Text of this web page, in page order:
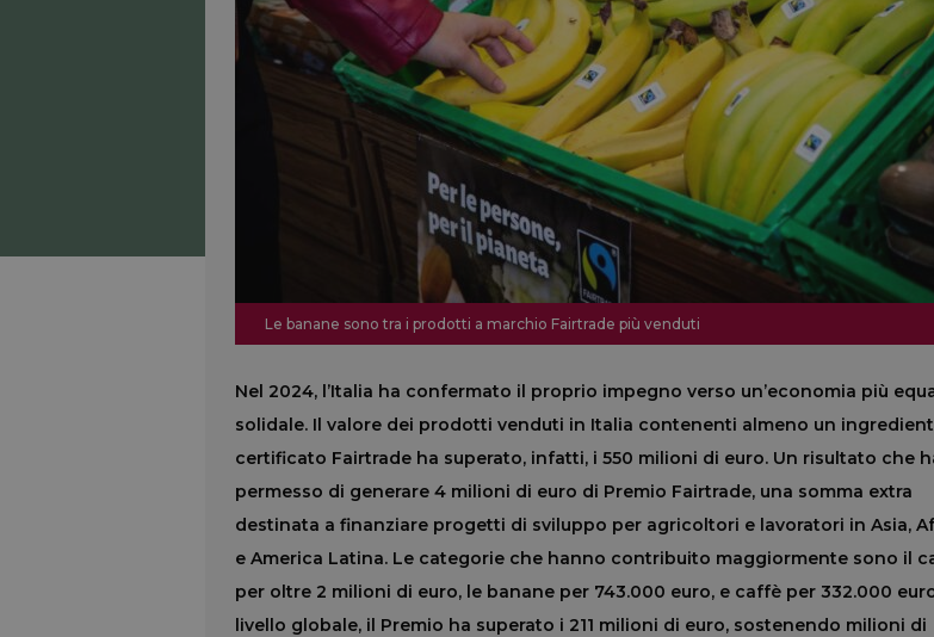
Le banane sono tra i prodotti a marchio Fairtrade più venduti
Nel 2024, l’Italia ha confermato il proprio impegno verso un’economia più
solidale. Il valore dei prodotti venduti in Italia contenenti almeno un
certificato Fairtrade ha superato, infatti, i 550 milioni di euro. Un risultato che
permesso di generare 4 milioni di euro di Premio Fairtrade, una somma extra
destinata a finanziare progetti di sviluppo per agricoltori e lavoratori in Asia,
e America Latina. Le categorie che hanno contribuito maggiormente sono il
per oltre 2 milioni di euro, le banane per 743.000 euro, e caffè per 332.000
livello globale, il Premio ha superato i 211 milioni di euro, sostenendo milioni di